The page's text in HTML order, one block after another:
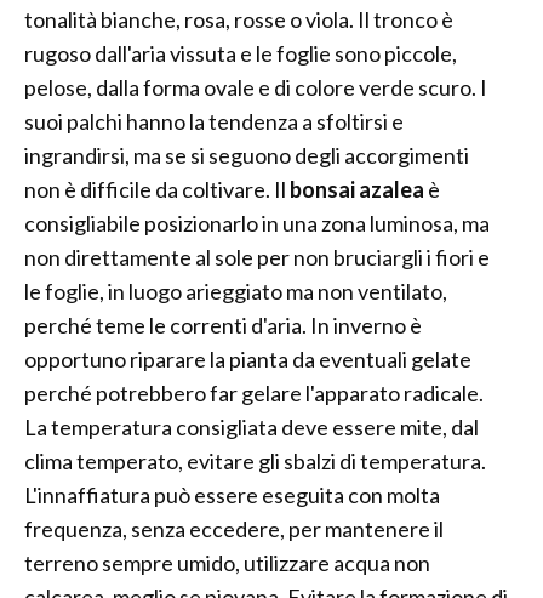
tonalità bianche, rosa, rosse o viola. Il tronco è
rugoso dall'aria vissuta e le foglie sono piccole,
pelose, dalla forma ovale e di colore verde scuro. I
suoi palchi hanno la tendenza a sfoltirsi e
ingrandirsi, ma se si seguono degli accorgimenti
non è difficile da coltivare. Il bonsai azalea è
consigliabile posizionarlo in una zona luminosa, ma
non direttamente al sole per non bruciargli i fiori e
le foglie, in luogo arieggiato ma non ventilato,
perché teme le correnti d'aria. In inverno è
opportuno riparare la pianta da eventuali gelate
perché potrebbero far gelare l'apparato radicale.
La temperatura consigliata deve essere mite, dal
clima temperato, evitare gli sbalzi di temperatura.
L'innaffiatura può essere eseguita con molta
frequenza, senza eccedere, per mantenere il
terreno sempre umido, utilizzare acqua non